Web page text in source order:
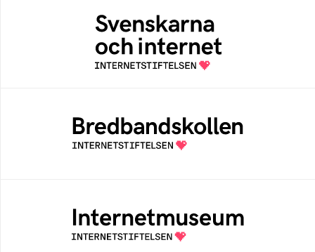
Svenskarna och internet
En årlig studie av svenska folkets
internetvanor
Bredbandskollen är ett oberoende
konsumentverktyg som drivs av
Internetstiftelsen
Ett digitalt museum som byggts, och kureras
av Internetstiftelsen